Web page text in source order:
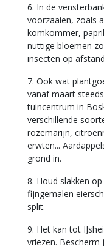
6. In de
voorzaaien, zoals
komkommer,
nuttige bloemen
insecten op
7. Ook wat
vanaf maart
tuincentrum in
verschillende
rozemarijn,
erwten...
grond in.
8. Houd slakken
fijngemalen
split.
9. Het kan tot
vriezen. Bescherm